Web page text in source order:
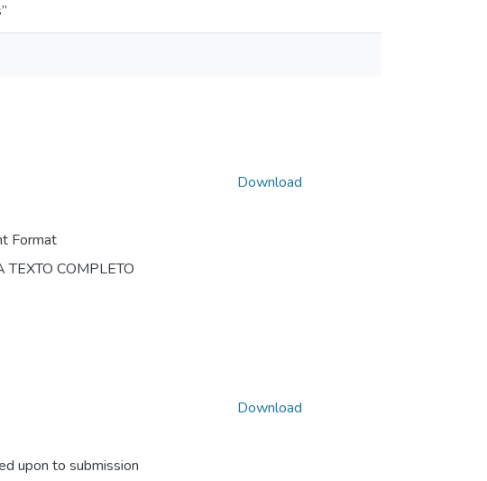
Format
TEXTO COMPLETO
Download
upon to submission
Download